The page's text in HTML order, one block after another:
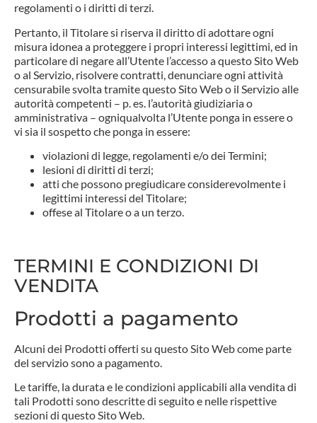
regolamenti o i diritti di terzi.
Pertanto, il Titolare si riserva il diritto di adottare ogni
misura idonea a proteggere i propri interessi legittimi, ed in
particolare di negare all’Utente l’accesso a questo Sito Web
o al Servizio, risolvere contratti, denunciare ogni attività
censurabile svolta tramite questo Sito Web o il Servizio alle
autorità competenti – p. es. l’autorità giudiziaria o
amministrativa – ogniqualvolta l’Utente ponga in essere o
vi sia il sospetto che ponga in essere:
violazioni di legge, regolamenti e/o dei Termini;
lesioni di diritti di terzi;
atti che possono pregiudicare considerevolmente i
legittimi interessi del Titolare;
offese al Titolare o a un terzo.
TERMINI E CONDIZIONI DI
VENDITA
Prodotti a pagamento
Alcuni dei Prodotti offerti su questo Sito Web come parte
del servizio sono a pagamento.
Le tariffe, la durata e le condizioni applicabili alla vendita di
tali Prodotti sono descritte di seguito e nelle rispettive
sezioni di questo Sito Web.